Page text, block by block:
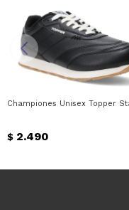
Championes Unisex Topper
$ 2.490